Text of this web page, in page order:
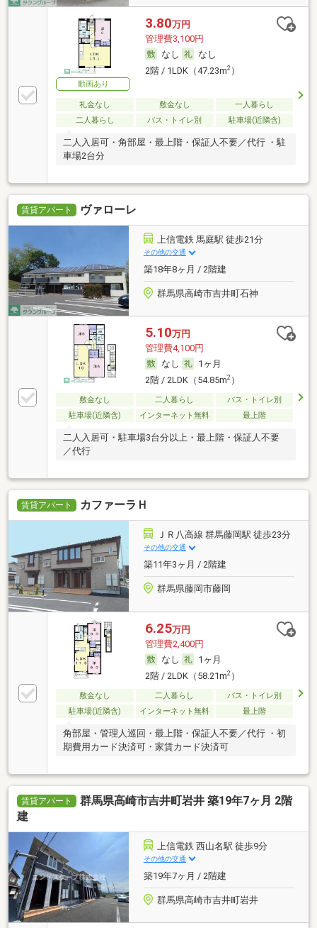
動画あり
3.80万円
管理費3,100円
なし
なし
2階 / 1LDK（47.23m2）
礼金なし 敷金なし
一人暮らし
二人暮らし
バス・トイレ別 駐車場(近隣含)
二人入居可・角部屋・最上階・保証人不要／代行 ・駐
車場2台分
賃貸アパート ヴァローレ
上信電鉄 馬庭駅 徒歩21分
その他の交通
築18年8ヶ月 / 2階建
群馬県高崎市吉井町石神
5.10万円
管理費4,100円
なし
1ヶ月
2階 / 2LDK（54.85m2）
敷金なし 二人暮らし
バス・トイレ別
駐車場(近隣含)
インターネット無料 最上階
二人入居可・駐車場3台分以上・最上階・保証人不要
／代行
賃貸アパート カファーラＨ
ＪＲ八高線 群馬藤岡駅 徒歩23分
その他の交通
築11年3ヶ月 / 2階建
群馬県藤岡市藤岡
6.25万円
管理費2,400円
なし
1ヶ月
2階 / 2LDK（58.21m2）
敷金なし 二人暮らし
バス・トイレ別
駐車場(近隣含)
インターネット無料 最上階
角部屋・管理人巡回・最上階・保証人不要／代行 ・初
期費用カード決済可・家賃カード決済可
賃貸アパート
群馬県高崎市吉井町岩井 築19年7ヶ月 2階
建
上信電鉄 西山名駅 徒歩9分
その他の交通
築19年7ヶ月 / 2階建
群馬県高崎市吉井町岩井